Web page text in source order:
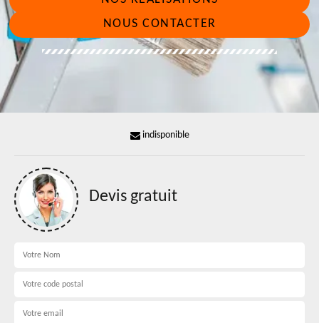
NOUS CONTACTER
indisponible
Devis gratuit